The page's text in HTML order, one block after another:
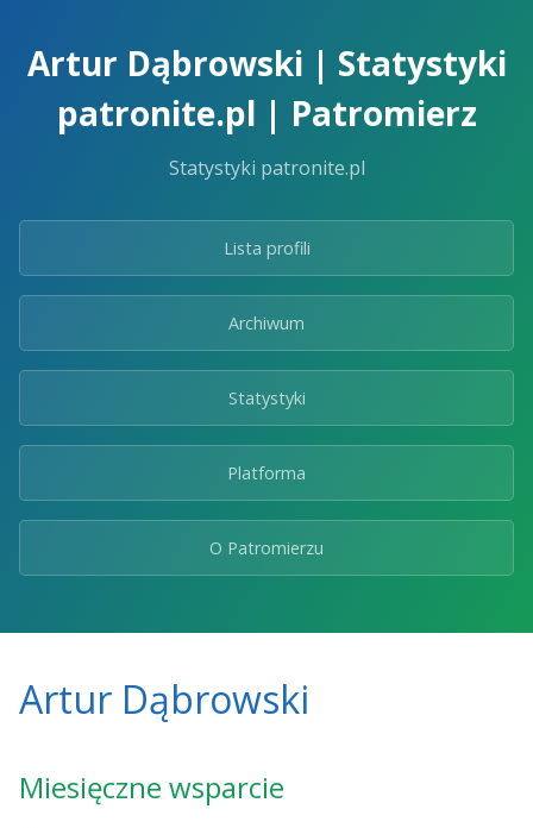
Artur Dąbrowski | Statystyki
patronite.pl | Patromierz
Statystyki patronite.pl
Lista profili
Archiwum
Statystyki
Platforma
O Patromierzu
Artur Dąbrowski
Miesięczne wsparcie